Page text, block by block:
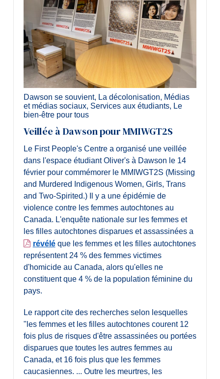
Dawson se souvient, La décolonisation, Médias
et médias sociaux, Services aux étudiants, Le
bien-être pour tous
Veillée à Dawson pour MMIWGT2S
Le First People's Centre a organisé une veillée
dans l'espace étudiant Oliver's à Dawson le 14
février pour commémorer le MMIWGT2S (Missing
and Murdered Indigenous Women, Girls, Trans
and Two-Spirited.) Il y a une épidémie de
violence contre les femmes autochtones au
Canada. L'enquête nationale sur les femmes et
les filles autochtones disparues et assassinées a
révéléque les femmes et les filles autochtones
représentent 24 % des femmes victimes
d'homicide au Canada, alors qu'elles ne
constituent que 4 % de la population féminine du
pays.
Le rapport cite des recherches selon lesquelles
"les femmes et les filles autochtones courent 12
fois plus de risques d'être assassinées ou portées
disparues que toutes les autres femmes au
Canada, et 16 fois plus que les femmes
caucasiennes. ... Outre les meurtres, les